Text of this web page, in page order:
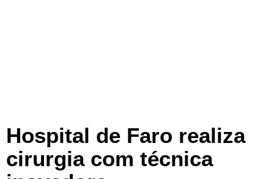
Hospital de Faro realiza
cirurgia com técnica